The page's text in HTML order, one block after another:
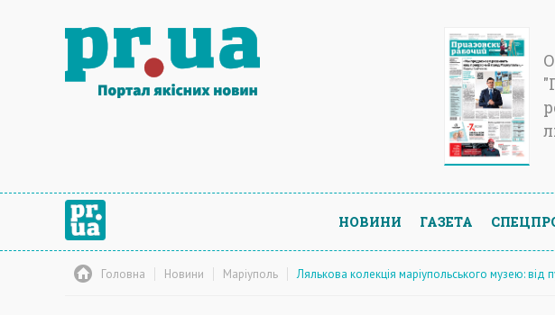
НОВИНИ ГАЗЕТА
Головна Новини Маріуполь Лялькова колекція маріупольського музею: від